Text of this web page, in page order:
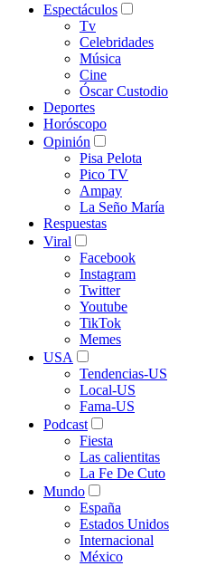
Espectáculos
Tv
Celebridades
Música
Cine
Óscar Custodio
Deportes
Horóscopo
Opinión
Pisa Pelota
Pico TV
Ampay
La Seño María
Respuestas
Viral
Facebook
Instagram
Twitter
Youtube
TikTok
Memes
USA
Tendencias-US
Local-US
Fama-US
Podcast
Fiesta
Las calientitas
La Fe De Cuto
Mundo
España
Estados Unidos
Internacional
México